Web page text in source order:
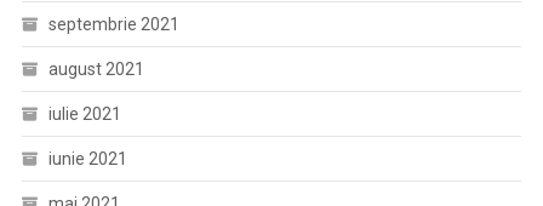
septembrie 2021
august 2021
iulie 2021
iunie 2021